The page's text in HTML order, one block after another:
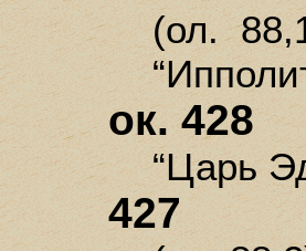
(ол.
ок. 428
“Царь
427